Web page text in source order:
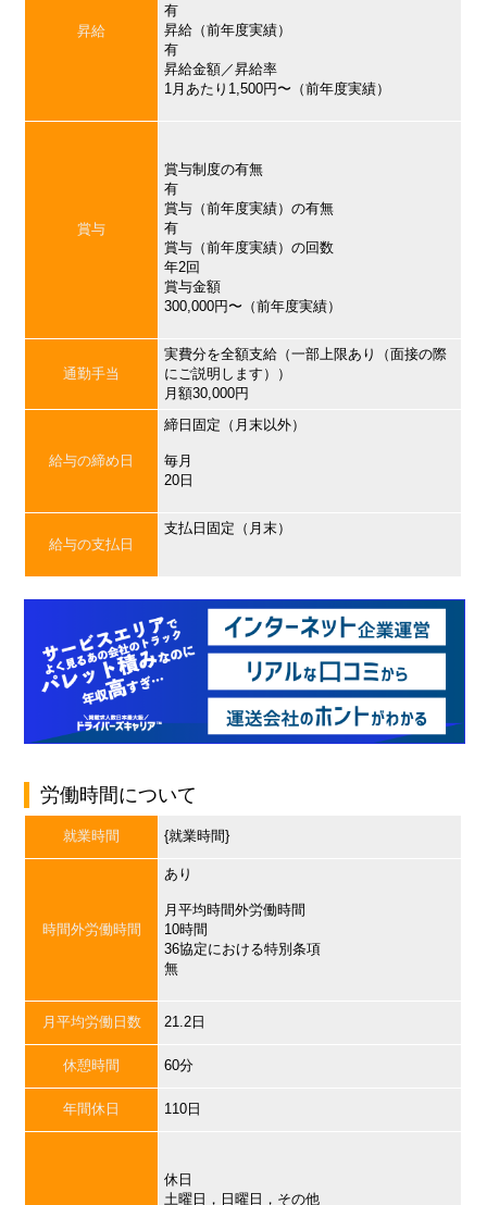
昇給
有
昇給（前年度実績）
有
昇給金額／昇給率
1月あたり1,500円〜（前年度実績）
賞与
賞与制度の有無
有
賞与（前年度実績）の有無
有
賞与（前年度実績）の回数
年2回
賞与金額
300,000円〜（前年度実績）
通勤手当
実費分を全額支給（一部上限あり（面接の際
にご説明します））
月額30,000円
給与の締め日
締日固定（月末以外）
毎月
20日
給与の支払日
支払日固定（月末）
労働時間について
就業時間 {就業時間}
時間外労働時間
あり
月平均時間外労働時間
10時間
36協定における特別条項
無
月平均労働日数 21.2日
休憩時間 60分
年間休日 110日
休日
土曜日，日曜日，その他